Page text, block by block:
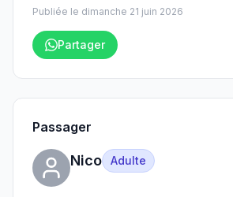
Publiée le dimanche 21 juin 2026
Partager
Passager
Nico Adulte